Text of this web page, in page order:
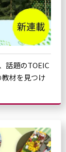
話題のTOEIC
材を見つけ